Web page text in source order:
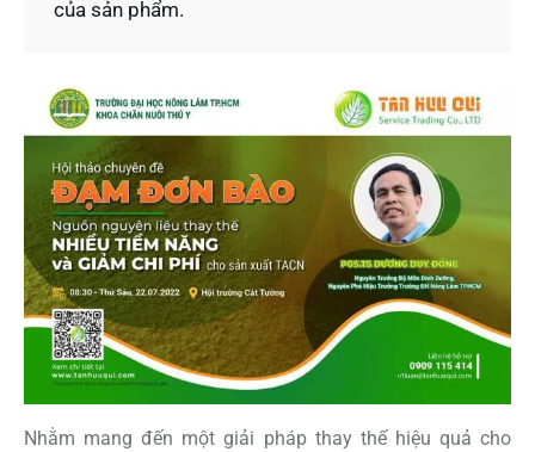
của sản phẩm.
Nhằm mang đến một giải pháp thay thế hiệu quả cho